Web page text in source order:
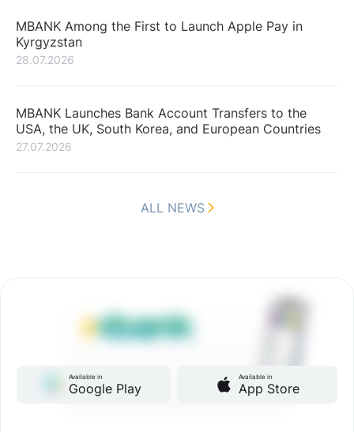
MBANK Among the First to Launch Apple Pay in
Kyrgyzstan
28.07.2026
MBANK Launches Bank Account Transfers to the
USA, the UK, South Korea, and European Countries
27.07.2026
ALL NEWS
Available in
Google Play
Available in
App Store